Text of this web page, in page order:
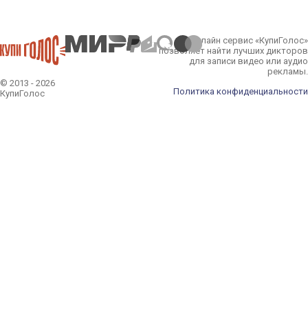
© 2013 - 2026
КупиГолос
Онлайн сервис «КупиГолос»
позволяет найти лучших дикторов
для записи видео или аудио
рекламы.
Политика конфиденциальности